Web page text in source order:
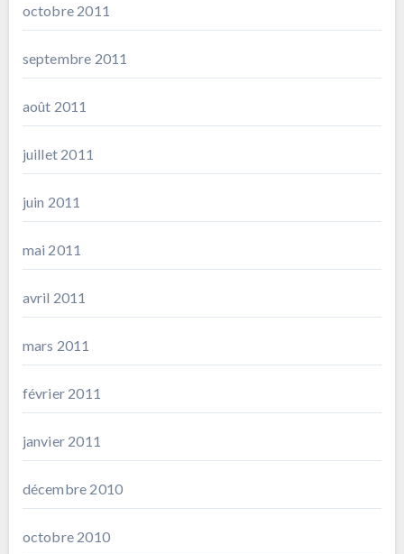
octobre 2011
septembre 2011
août 2011
juillet 2011
juin 2011
mai 2011
avril 2011
mars 2011
février 2011
janvier 2011
décembre 2010
octobre 2010